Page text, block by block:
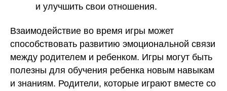
и улучшить свои отношения.
Взаимодействие во время игры может
способствовать развитию эмоциональной связи
между родителем и ребенком. Игры могут быть
полезны для обучения ребенка новым навыкам
и знаниям. Родители, которые играют вместе со